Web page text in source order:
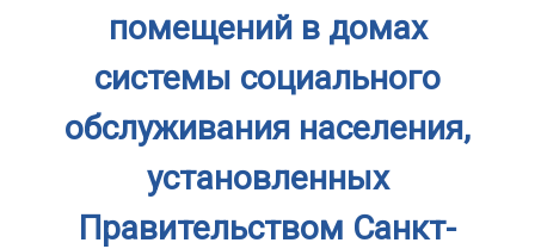
помещений в домах
системы социального
обслуживания населения,
установленных
Правительством Санкт-